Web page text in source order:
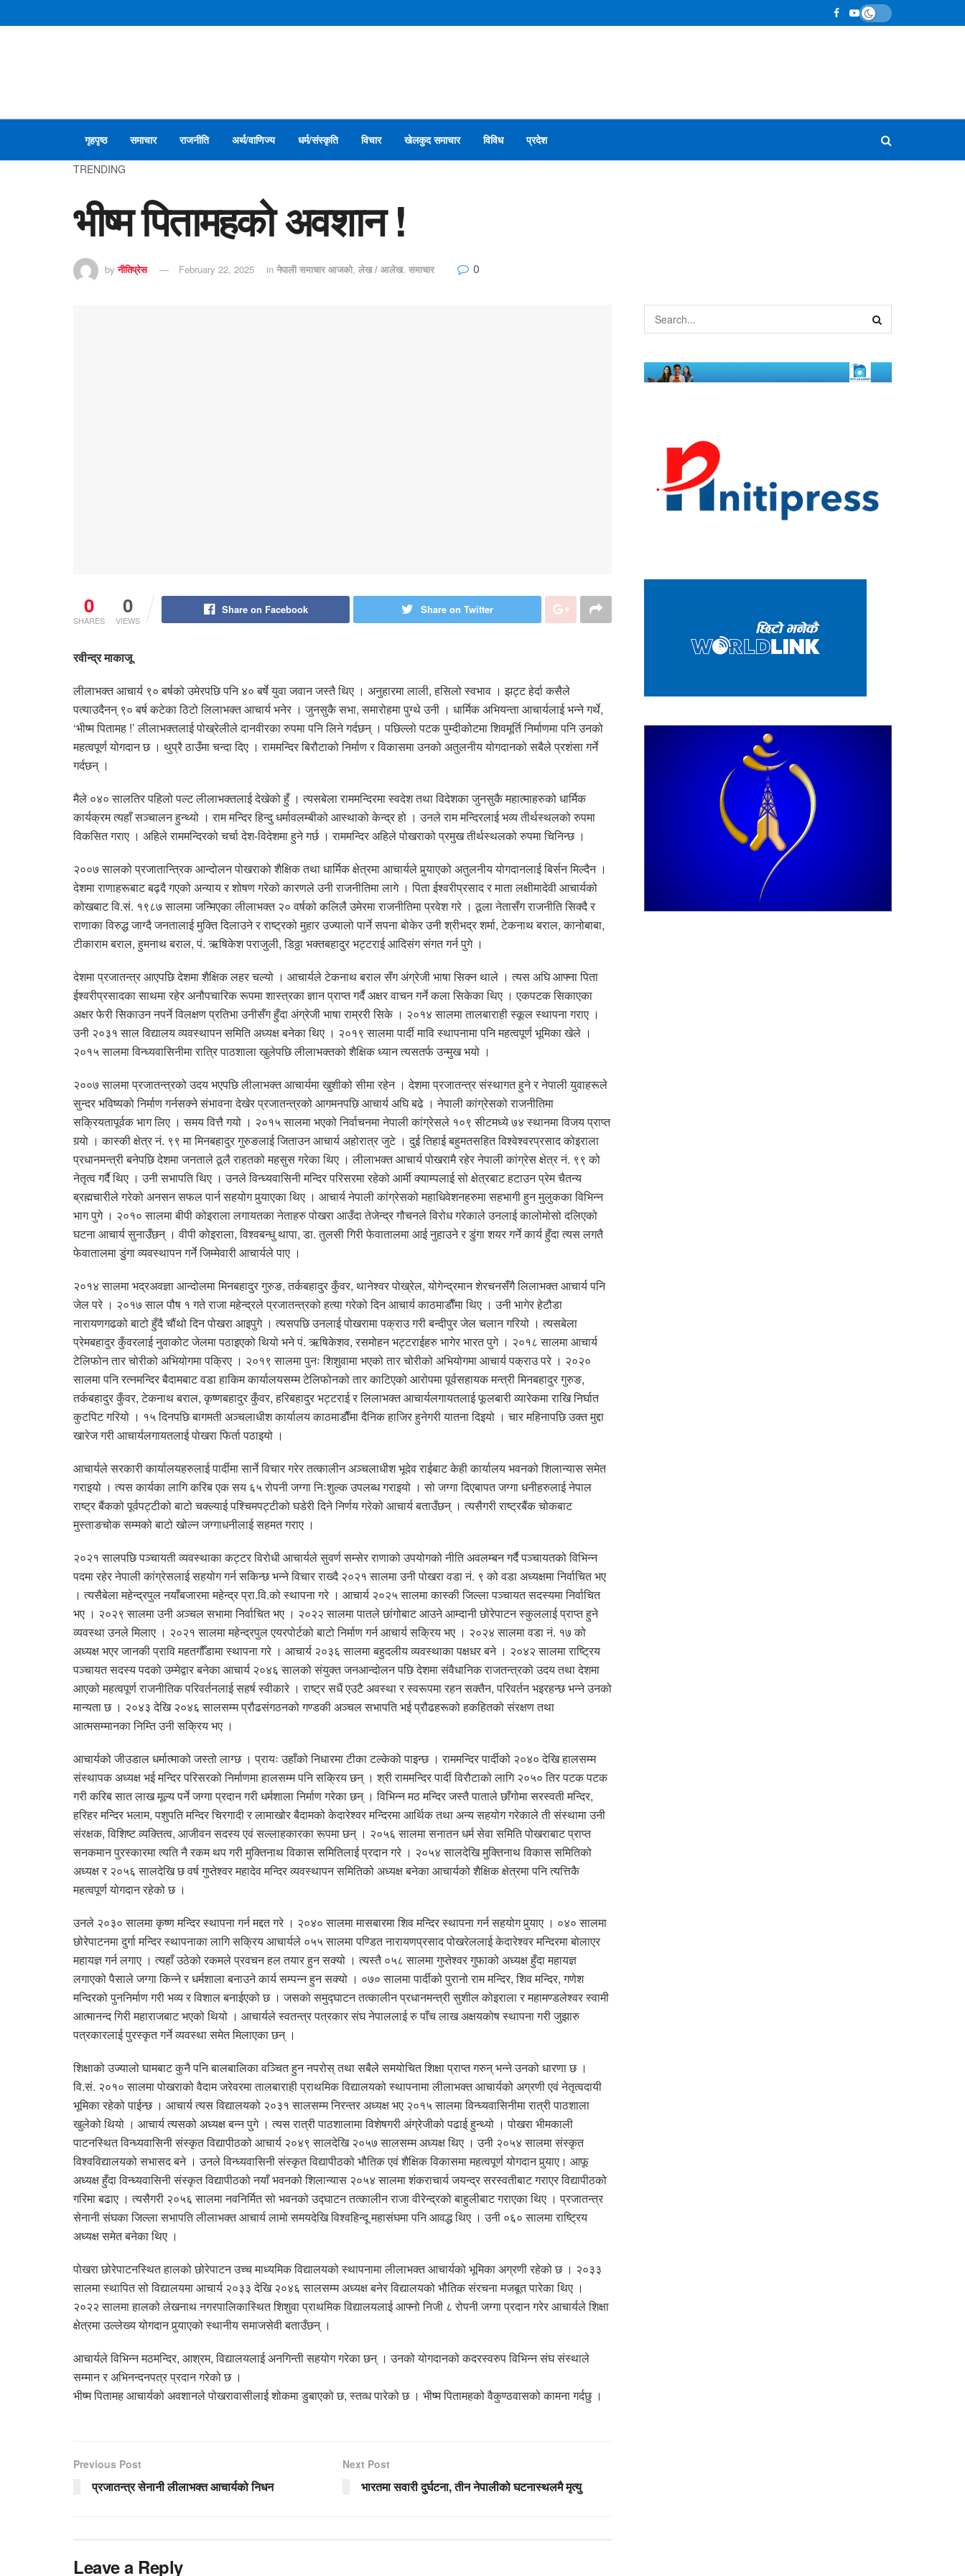
गृहपृष्ठ समाचार राजनीति अर्थ/वाणिज्य धर्म/संस्कृति विचार खेलकुद समाचार विविध प्रदेश
TRENDING
भीष्म पितामहको अवशान !
by नीतिप्रेस February 22, 2025 in नेपाली समाचार आजको, लेख / आलेख, समाचार 0
0
SHARES
0
VIEWS
Share on Facebook Share on Twitter
रवीन्द्र माकाजू
लीलाभक्त आचार्य ९० बर्षको उमेरपछि पनि ४० बर्षे युवा जवान जस्तै थिए । अनुहारमा लाली, हसिलो स्वभाव । झट्ट हेर्दा कसैले
पत्याउदैनन् ९० बर्ष कटेका ठिटो लिलाभक्त आचार्य भनेर । जुनसुकै सभा, समारोहमा पुग्थे उनी । धार्मिक अभियन्ता आचार्यलाई भन्ने गर्थे,
‘भीष्म पितामह !’ लीलाभक्तलाई पोख्रेलीले दानवीरका रुपमा पनि लिने गर्दछन् । पछिल्लो पटक पुम्दीकोटमा शिवमूर्ति निर्माणमा पनि उनको
महत्वपूर्ण योगदान छ । थुप्रै ठाउँमा चन्दा दिए । राममन्दिर बिरौटाको निर्माण र विकासमा उनको अतुलनीय योगदानको सबैले प्रशंसा गर्ने
गर्दछन् ।
मैले ०४० सालतिर पहिलो पल्ट लीलाभक्तलाई देखेको हुँ । त्यसबेला राममन्दिरमा स्वदेश तथा विदेशका जुनसुकै महात्माहरुको धार्मिक
कार्यक्रम त्यहाँ सञ्चालन हुन्थ्यो । राम मन्दिर हिन्दु धर्मावलम्बीको आस्थाको केन्द्र हो । उनले राम मन्दिरलाई भव्य तीर्थस्थलको रुपमा
विकसित गराए । अहिले राममन्दिरको चर्चा देश-विदेशमा हुने गर्छ । राममन्दिर अहिले पोखराको प्रमुख तीर्थस्थलको रुपमा चिनिन्छ ।
२००७ सालको प्रजातान्त्रिक आन्दोलन पोखराको शैक्षिक तथा धार्मिक क्षेत्रमा आचार्यले पुर्‍याएको अतुलनीय योगदानलाई बिर्सन मिल्दैन ।
देशमा राणाहरूबाट बढ्दै गएको अन्याय र शोषण गरेको कारणले उनी राजनीतिमा लागे । पिता ईश्वरीप्रसाद र माता लक्षीमादेवी आचार्यको
कोखबाट वि.सं. १९८७ सालमा जन्मिएका लीलाभक्त २० वर्षको कलिलै उमेरमा राजनीतिमा प्रवेश गरे । ठूला नेतासँग राजनीति सिक्दै र
राणाका विरुद्ध जाग्दै जनतालाई मुक्ति दिलाउने र राष्ट्रको मुहार उज्यालो पार्ने सपना बोकेर उनी श्रीभद्र शर्मा, टेकनाथ बराल, कानोबाबा,
टीकाराम बराल, हुमनाथ बराल, पं. ऋषिकेश पराजुली, डिठ्ठा भक्तबहादुर भट्टराई आदिसंग संगत गर्न पुगे ।
देशमा प्रजातन्त्र आएपछि देशमा शैक्षिक लहर चल्यो । आचार्यले टेकनाथ बराल सँग अंग्रेजी भाषा सिक्न थाले । त्यस अघि आफ्ना पिता
ईश्वरीप्रसादका साथमा रहेर अनौपचारिक रूपमा शास्त्रका ज्ञान प्राप्त गर्दै अक्षर वाचन गर्ने कला सिकेका थिए । एकपटक सिकाएका
अक्षर फेरी सिकाउन नपर्ने विलक्षण प्रतिभा उनीसँग हुँदा अंग्रेजी भाषा राम्ररी सिके । २०१४ सालमा तालबाराही स्कूल स्थापना गराए ।
उनी २०३१ साल विद्यालय व्यवस्थापन समिति अध्यक्ष बनेका थिए । २०१९ सालमा पार्दी मावि स्थापनामा पनि महत्वपूर्ण भूमिका खेले ।
२०१५ सालमा विन्ध्यवासिनीमा रात्रि पाठशाला खुलेपछि लीलाभक्तको शैक्षिक ध्यान त्यसतर्फ उन्मुख भयो ।
२००७ सालमा प्रजातन्त्रको उदय भएपछि लीलाभक्त आचार्यमा खुशीको सीमा रहेन । देशमा प्रजातन्त्र संस्थागत हुने र नेपाली युवाहरूले
सुन्दर भविष्यको निर्माण गर्नसक्ने संभावना देखेर प्रजातन्त्रको आगमनपछि आचार्य अघि बढे । नेपाली कांग्रेसको राजनीतिमा
सक्रियतापूर्वक भाग लिए । समय वित्तै गयो । २०१५ सालमा भएको निर्वाचनमा नेपाली कांग्रेसले १०९ सीटमध्ये ७४ स्थानमा विजय प्राप्त
गर्‍याे । कास्की क्षेत्र नं. ९९ मा मिनबहादुर गुरुङलाई जिताउन आचार्य अहोरात्र जुटे । दुई तिहाई बहुमतसहित विश्वेश्वरप्रसाद कोइराला
प्रधानमन्त्री बनेपछि देशमा जनताले ठूलै राहतको महसुस गरेका थिए । लीलाभक्त आचार्य पोखरामै रहेर नेपाली कांग्रेस क्षेत्र नं. ९९ को
नेतृत्व गर्दै थिए । उनी सभापति थिए । उनले विन्ध्यवासिनी मन्दिर परिसरमा रहेको आर्मी क्याम्पलाई सो क्षेत्रबाट हटाउन प्रेम चैतन्य
ब्रह्मचारीले गरेको अनसन सफल पार्न सहयोग पुर्‍याएका थिए । आचार्य नेपाली कांग्रेसको महाधिवेशनहरुमा सहभागी हुन मुलुकका विभिन्न
भाग पुगे । २०१० सालमा बीपी कोइराला लगायतका नेताहरु पोखरा आउँदा तेजेन्द्र गौचनले विरोध गरेकाले उनलाई कालोमोसो दलिएको
घटना आचार्य सुनाउँछन् । वीपी कोइराला, विश्वबन्धु थापा, डा. तुलसी गिरी फेवातालमा आई नुहाउने र डुंगा शयर गर्ने कार्य हुँदा त्यस लगतै
फेवातालमा डुंगा व्यवस्थापन गर्ने जिम्मेवारी आचार्यले पाए ।
२०१४ सालमा भद्रअवज्ञा आन्दोलमा मिनबहादुर गुरुङ, तर्कबहादुर कुँवर, थानेश्वर पोख्रेल, योगेन्द्रमान शेरचनसँगै लिलाभक्त आचार्य पनि
जेल परे । २०१७ साल पौष १ गते राजा महेन्द्रले प्रजातन्त्रको हत्या गरेको दिन आचार्य काठमाडाैँमा थिए । उनी भागेर हेटौडा
नारायणगढको बाटो हुँदै चौंथो दिन पोखरा आइपुगे । त्यसपछि उनलाई पोखरामा पक्राउ गरी बन्दीपुर जेल चलान गरियो । त्यसबेला
प्रेमबहादुर कुँवरलाई नुवाकोट जेलमा पठाइएको थियो भने पं. ऋषिकेशव, रसमोहन भट्टराईहरु भागेर भारत पुगे । २०१८ सालमा आचार्य
टेलिफोन तार चोरीको अभियोगमा पक्रिए । २०१९ सालमा पुनः शिशुवामा भएको तार चोरीको अभियोगमा आचार्य पक्राउ परे । २०२०
सालमा पनि रत्नमन्दिर बैदामबाट वडा हाकिम कार्यालयसम्म टेलिफोनको तार काटिएको आरोपमा पूर्वसहायक मन्त्री मिनबहादुर गुरुङ,
तर्कबहादुर कुँवर, टेकनाथ बराल, कृष्णबहादुर कुँवर, हरिबहादुर भट्टराई र लिलाभक्त आचार्यलगायतलाई फूलबारी व्यारेकमा राखि निर्घात
कुटपिट गरियो । १५ दिनपछि बागमती अञ्चलाधीश कार्यालय काठमाडाैँमा दैनिक हाजिर हुनेगरी यातना दिइयो । चार महिनापछि उक्त मुद्दा
खारेज गरी आचार्यलगायतलाई पोखरा फिर्ता पठाइयो ।
आचार्यले सरकारी कार्यालयहरुलाई पार्दीमा सार्ने विचार गरेर तत्कालीन अञ्चलाधीश भूदेव राईबाट केही कार्यालय भवनको शिलान्यास समेत
गराइयो । त्यस कार्यका लागि करिब एक सय ६५ रोपनी जग्गा निःशुल्क उपलब्ध गराइयो । सो जग्गा दिएबापत जग्गा धनीहरुलाई नेपाल
राष्ट्र बैंकको पूर्वपट्टीको बाटो चक्ल्याई पश्चिमपट्टीको घडेरी दिने निर्णय गरेको आचार्य बताउँछन् । त्यसैगरी राष्ट्रबैंक चोकबाट
मुस्ताङचोक सम्मको बाटो खोल्न जग्गाधनीलाई सहमत गराए ।
२०२१ सालपछि पञ्चायती व्यवस्थाका कट्टर विरोधी आचार्यले सुवर्ण सम्सेर राणाको उपयोगको नीति अवलम्बन गर्दै पञ्चायतको विभिन्न
पदमा रहेर नेपाली कांग्रेसलाई सहयोग गर्न सकिन्छ भन्ने विचार राख्दै २०२१ सालमा उनी पोखरा वडा नं. ९ को वडा अध्यक्षमा निर्वाचित भए
। त्यसैबेला महेन्द्रपुल नयाँबजारमा महेन्द्र प्रा.वि.को स्थापना गरे । आचार्य २०२५ सालमा कास्की जिल्ला पञ्चायत सदस्यमा निर्वाचित
भए । २०२९ सालमा उनी अञ्चल सभामा निर्वाचित भए । २०२२ सालमा पातले छांगोबाट आउने आम्दानी छोरेपाटन स्कुललाई प्राप्त हुने
व्यवस्था उनले मिलाए । २०२१ सालमा महेन्द्रपुल एयरपोर्टको बाटो निर्माण गर्न आचार्य सक्रिय भए । २०२४ सालमा वडा नं. १७ को
अध्यक्ष भएर जानकी प्रावि महतगौँडामा स्थापना गरे । आचार्य २०३६ सालमा बहुदलीय व्यवस्थाका पक्षधर बने । २०४२ सालमा राष्ट्रिय
पञ्चायत सदस्य पदको उम्मेद्वार बनेका आचार्य २०४६ सालको संयुक्त जनआन्दोलन पछि देशमा संवैधानिक राजतन्त्रको उदय तथा देशमा
आएको महत्वपूर्ण राजनीतिक परिवर्तनलाई सहर्ष स्वीकारे । राष्ट्र सधैं एउटै अवस्था र स्वरूपमा रहन सक्तैन, परिवर्तन भइरहन्छ भन्ने उनको
मान्यता छ । २०४३ देखि २०४६ सालसम्म प्रौढसंगठनको गण्डकी अञ्चल सभापति भई प्रौढहरूको हकहितको संरक्षण तथा
आत्मसम्मानका निम्ति उनी सक्रिय भए ।
आचार्यको जीउडाल धर्मात्माको जस्तो लाग्छ । प्रायः उहाँको निधारमा टीका टल्केको पाइन्छ । राममन्दिर पार्दीको २०४० देखि हालसम्म
संस्थापक अध्यक्ष भई मन्दिर परिसरको निर्माणमा हालसम्म पनि सक्रिय छन् । श्री राममन्दिर पार्दी विरौटाको लागि २०५० तिर पटक पटक
गरी करिब सात लाख मूल्य पर्ने जग्गा प्रदान गरी धर्मशाला निर्माण गरेका छन् । विभिन्न मठ मन्दिर जस्तै पाताले छाँगोमा सरस्वती मन्दिर,
हरिहर मन्दिर भलाम, पशुपति मन्दिर चिरगादी र लामाखोर बैदामको केदारेश्वर मन्दिरमा आर्थिक तथा अन्य सहयोग गरेकाले ती संस्थामा उनी
संरक्षक, विशिष्ट व्यक्तित्व, आजीवन सदस्य एवं सल्लाहकारका रूपमा छन् । २०५६ सालमा सनातन धर्म सेवा समिति पोखराबाट प्राप्त
सनकमान पुरस्कारमा त्यति नै रकम थप गरी मुक्तिनाथ विकास समितिलाई प्रदान गरे । २०५४ सालदेखि मुक्तिनाथ विकास समितिको
अध्यक्ष र २०५६ सालदेखि छ वर्ष गुप्तेश्वर महादेव मन्दिर व्यवस्थापन समितिको अध्यक्ष बनेका आचार्यको शैक्षिक क्षेत्रमा पनि त्यत्तिकै
महत्वपूर्ण योगदान रहेको छ ।
उनले २०३० सालमा कृष्ण मन्दिर स्थापना गर्न मद्दत गरे । २०४० सालमा मासबारमा शिव मन्दिर स्थापना गर्न सहयोग पुर्‍याए । ०४० सालमा
छोरेपाटनमा दुर्गा मन्दिर स्थापनाका लागि सक्रिय आचार्यले ०५५ सालमा पण्डित नारायणप्रसाद पोखरेललाई केदारेश्वर मन्दिरमा बोलाएर
महायज्ञ गर्न लगाए । त्यहाँ उठेको रकमले प्रवचन हल तयार हुन सक्यो । त्यस्तै ०५८ सालमा गुप्तेश्वर गुफाको अध्यक्ष हुँदा महायज्ञ
लगाएको पैसाले जग्गा किन्ने र धर्मशाला बनाउने कार्य सम्पन्न हुन सक्यो । ०७० सालमा पार्दीको पुरानो राम मन्दिर, शिव मन्दिर, गणेश
मन्दिरको पुननिर्माण गरी भव्य र विशाल बनाईएको छ । जसको समुद्घाटन तत्कालीन प्रधानमन्त्री सुशील कोइराला र महामण्डलेश्वर स्वामी
आत्मानन्द गिरी महाराजबाट भएको थियो । आचार्यले स्वतन्त्र पत्रकार संघ नेपाललाई रु पाँच लाख अक्षयकोष स्थापना गरी जुझारु
पत्रकारलाई पुरस्कृत गर्ने व्यवस्था समेत मिलाएका छन् ।
शिक्षाको उज्यालो घामबाट कुनै पनि बालबालिका वञ्चित हुन नपरोस् तथा सबैले समयोचित शिक्षा प्राप्त गरुन् भन्ने उनको धारणा छ ।
वि.सं. २०१० सालमा पोखराको वैदाम जरेवरमा तालबाराही प्राथमिक विद्यालयको स्थापनामा लीलाभक्त आचार्यको अग्रणी एवं नेतृत्वदायी
भूमिका रहेको पाईन्छ । आचार्य त्यस विद्यालयको २०३१ सालसम्म निरन्तर अध्यक्ष भए २०१५ सालमा विन्ध्यवासिनीमा रात्री पाठशाला
खुलेको थियो । आचार्य त्यसको अध्यक्ष बन्न पुगे । त्यस रात्री पाठशालामा विशेषगरी अंग्रेजीको पढाई हुन्थ्यो । पोखरा भीमकाली
पाटनस्थित विन्ध्यवासिनी संस्कृत विद्यापीठको आचार्य २०४९ सालदेखि २०५७ सालसम्म अध्यक्ष थिए । उनी २०५४ सालमा संस्कृत
विश्वविद्यालयको सभासद बने । उनले विन्ध्यवासिनी संस्कृत विद्यापीठको भौतिक एवं शैक्षिक विकासमा महत्वपूर्ण योगदान पुर्‍याए। आफू
अध्यक्ष हुँदा विन्ध्यवासिनी संस्कृत विद्यापीठको नयाँ भवनको शिलान्यास २०५४ सालमा शंकराचार्य जयन्द्र सरस्वतीबाट गराएर विद्यापीठको
गरिमा बढाए । त्यसैगरी २०५६ सालमा नवनिर्मित सो भवनको उद्घाटन तत्कालीन राजा वीरेन्द्रको बाहुलीबाट गराएका थिए । प्रजातन्त्र
सेनानी संघका जिल्ला सभापति लीलाभक्त आचार्य लामो समयदेखि विश्वहिन्दू महासंघमा पनि आवद्ध थिए । उनी ०६० सालमा राष्ट्रिय
अध्यक्ष समेत बनेका थिए ।
पोखरा छोरेपाटनस्थित हालको छोरेपाटन उच्च माध्यमिक विद्यालयको स्थापनामा लीलाभक्त आचार्यको भूमिका अग्रणी रहेको छ । २०३३
सालमा स्थापित सो विद्यालयमा आचार्य २०३३ देखि २०४६ सालसम्म अध्यक्ष बनेर विद्यालयको भौतिक संरचना मजबूत पारेका थिए ।
२०२२ सालमा हालको लेखनाथ नगरपालिकास्थित शिशुवा प्राथमिक विद्यालयलाई आफ्नो निजी ८ रोपनी जग्गा प्रदान गरेर आचार्यले शिक्षा
क्षेत्रमा उल्लेख्य योगदान पुर्‍याएको स्थानीय समाजसेवी बताउँछन् ।
आचार्यले विभिन्न मठमन्दिर, आश्रम, विद्यालयलाई अनगिन्ती सहयोग गरेका छन् । उनको योगदानको कदरस्वरुप विभिन्न संघ संस्थाले
सम्मान र अभिनन्दनपत्र प्रदान गरेको छ ।
भीष्म पितामह आचार्यको अवशानले पोखरावासीलाई शोकमा डुबाएको छ, स्तव्ध पारेको छ । भीष्म पितामहको वैकुण्ठवासको कामना गर्दछु ।
Previous Post
प्रजातन्त्र सेनानी लीलाभक्त आचार्यको निधन
Next Post
भारतमा सवारी दुर्घटना, तीन नेपालीको घटनास्थलमै मृत्यु
Leave a Reply